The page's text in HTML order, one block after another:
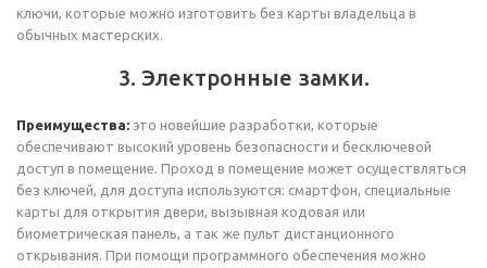
ключи, которые можно изготовить без карты владельца в
обычных мастерских.
3. Электронные замки.
Преимущества: это новейшие разработки, которые
обеспечивают высокий уровень безопасности и бесключевой
доступ в помещение. Проход в помещение может осуществляться
без ключей, для доступа используются: смартфон, специальные
карты для открытия двери, вызывная кодовая или
биометрическая панель, а так же пульт дистанционного
открывания. При помощи программного обеспечения можно